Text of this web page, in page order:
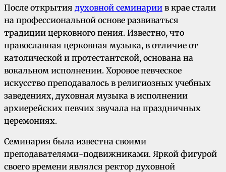
После открытия духовной семинарии в крае стали
на профессиональной основе развиваться
традиции церковного пения. Известно, что
православная церковная музыка, в отличие от
католической и протестантской, основана на
вокальном исполнении. Хоровое певческое
искусство преподавалось в религиозных учебных
заведениях, духовная музыка в исполнении
архиерейских певчих звучала на праздничных
церемониях.
Семинария была известна своими
преподавателями-подвижниками. Яркой фигурой
своего времени являлся ректор духовной